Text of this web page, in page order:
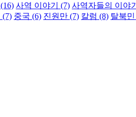
(16) 사역 이야기 (7) 사역자들의 이야기
(7) 중국 (6) 진원만 (7) 칼럼 (8) 탈북민